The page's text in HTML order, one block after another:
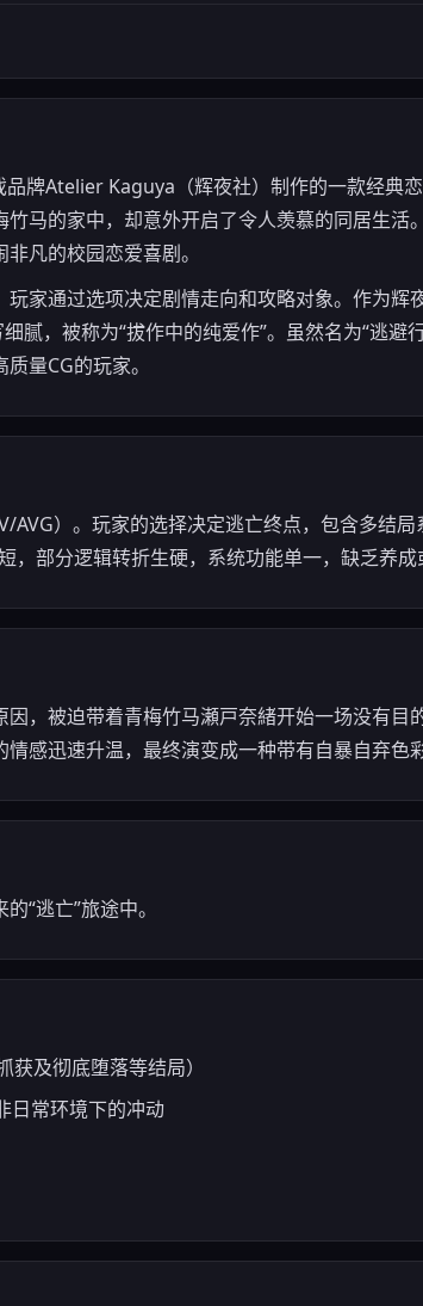
品牌Atelier Kaguya（辉夜社）制作的一款经典
马的家中，却意外开启了令人羡慕的同居生活
凡的校园恋爱喜剧。
家通过选项决定剧情走向和攻略对象。作为辉
腻，被称为“拔作中的纯爱作”。虽然名为“逃避
量CG的玩家。
AVG）。玩家的选择决定逃亡终点，包含多结
，部分逻辑转折生硬，系统功能单一，缺乏养成
，被迫带着青梅竹马瀬戸奈緒开始一场没有目
感迅速升温，最终演变成一种带有自暴自弃色
“逃亡”旅途中。
及彻底堕落等结局）
日常环境下的冲动